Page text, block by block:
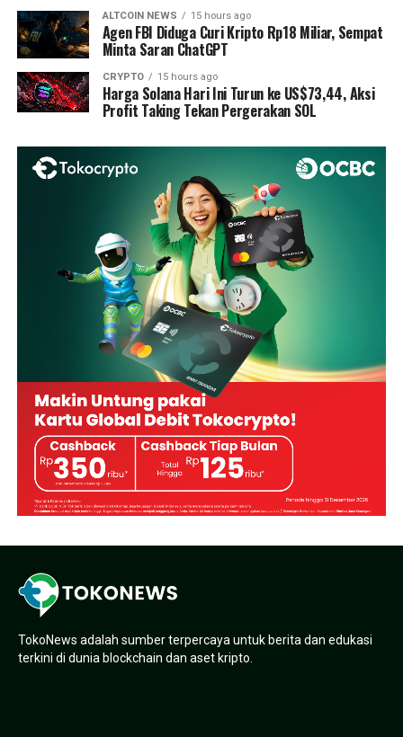
ALTCOIN NEWS 15 hours ago
Agen FBI Diduga Curi Kripto Rp18 Miliar, Sempat
Minta Saran ChatGPT
CRYPTO 15 hours ago
Harga Solana Hari Ini Turun ke US$73,44, Aksi
Profit Taking Tekan Pergerakan SOL
TokoNews adalah sumber terpercaya untuk berita dan edukasi
terkini di dunia blockchain dan aset kripto.